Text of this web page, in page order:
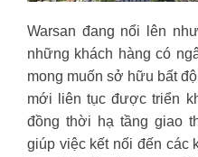
Warsan đang nổi lên
những khách hàng có
mong muốn sở hữu bất
mới liên tục được triển
đồng thời hạ tầng giao
giúp việc kết nối đến các